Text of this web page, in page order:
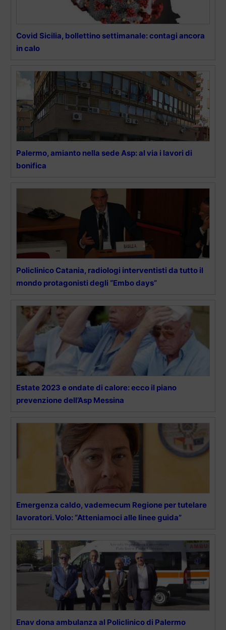
Covid Sicilia, bollettino settimanale: contagi ancora
in calo
Palermo, amianto nella sede Asp: al via i lavori di
bonifica
Policlinico Catania, radiologi interventisti da tutto il
mondo protagonisti degli “Embo days”
Estate 2023 e ondate di calore: ecco il piano
prevenzione dell’Asp Messina
Emergenza caldo, vademecum Regione per tutelare
lavoratori. Volo: “Atteniamoci alle linee guida”
Enav dona ambulanza al Policlinico di Palermo